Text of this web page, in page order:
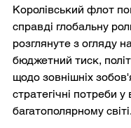
Королівський флот
справді глобальну
розглянуте з огляду
бюджетний тиск,
щодо зовнішніх
стратегічні потреби у
багатополярному світі.